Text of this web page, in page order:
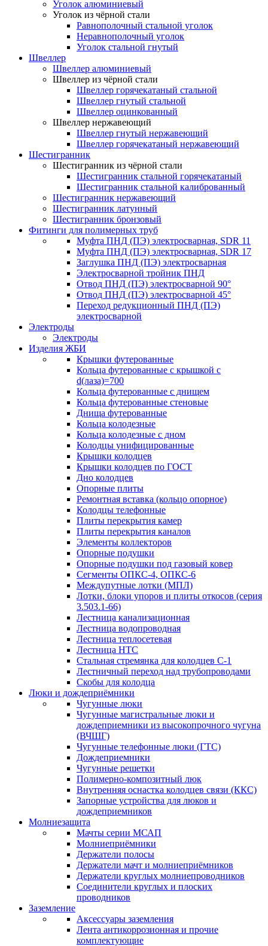
Уголок алюминиевый
Уголок из чёрной стали
Равнополочный стальной уголок
Неравнополочный уголок
Уголок стальной гнутый
Швеллер
Швеллер алюминиевый
Швеллер из чёрной стали
Швеллер горячекатаный стальной
Швеллер гнутый стальной
Швеллер оцинкованный
Швеллер нержавеющий
Швеллер гнутый нержавеющий
Швеллер горячекатаный нержавеющий
Шестигранник
Шестигранник из чёрной стали
Шестигранник стальной горячекатаный
Шестигранник стальной калиброванный
Шестигранник нержавеющий
Шестигранник латунный
Шестигранник бронзовый
Фитинги для полимерных труб
Муфта ПНД (ПЭ) электросварная, SDR 11
Муфта ПНД (ПЭ) электросварная, SDR 17
Заглушка ПНД (ПЭ) электросварная
Электросварной тройник ПНД
Отвод ПНД (ПЭ) электросварной 90°
Отвод ПНД (ПЭ) электросварной 45°
Переход редукционный ПНД (ПЭ)
электросварной
Электроды
Электроды
Изделия ЖБИ
Крышки футерованные
Кольца футерованные с крышкой с
d(лаза)=700
Кольца футерованные с днищем
Кольца футерованные стеновые
Днища футерованные
Кольца колодезные
Кольца колодезные с дном
Колодцы унифицированные
Крышки колодцев
Крышки колодцев по ГОСТ
Дно колодцев
Опорные плиты
Ремонтная вставка (кольцо опорное)
Колодцы телефонные
Плиты перекрытия камер
Плиты перекрытия каналов
Элементы коллекторов
Опорные подушки
Опорные подушки под газовый ковер
Сегменты ОПКС-4, ОПКС-6
Междупутные лотки (МПЛ)
Лотки, блоки упоров и плиты откосов (серия
3.503.1-66)
Лестница канализационная
Лестница водопроводная
Лестница теплосетевая
Лестница НТС
Стальная стремянка для колодцев С-1
Лестничный переход над трубопроводами
Скобы для колодца
Люки и дождеприёмники
Чугунные люки
Чугунные магистральные люки и
дождеприемники из высокопрочного чугуна
(ВЧШГ)
Чугунные телефонные люки (ГТС)
Дождеприемники
Чугунные решетки
Полимерно-композитный люк
Внутренняя оснастка колодцев связи (ККС)
Запорные устройства для люков и
дождеприемников
Молниезащита
Мачты серии МСАП
Молниеприёмники
Держатели полосы
Держатели мачт и молниеприёмников
Держатели круглых молниепроводников
Cоединители круглых и плоских
проводников
Заземление
Аксессуары заземления
Лента антикоррозионная и прочие
комплектующие